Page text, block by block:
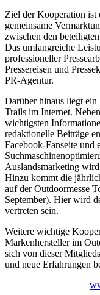
Ziel der Kooperation ist
gemeinsame
zwischen den
Das umfangreiche
professioneller
Pressereisen und
PR-Agentur.
Darüber hinaus liegt
Trails im Internet.
wichtigsten
redaktionelle Beiträge
Facebook-Fanseite
Auslandsmarketing
Hinzu kommt die
auf der Outdoormesse
September). Hier wird
vertreten sein.
Weitere wichtige
Markenhersteller im
sich von dieser
und neue Erfahrungen